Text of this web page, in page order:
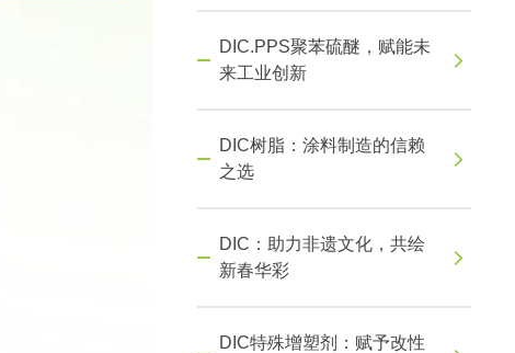
DIC.PPS聚苯硫醚，赋能未
来工业创新
DIC树脂：涂料制造的信赖
之选
DIC：助力非遗文化，共绘
新春华彩
DIC特殊增塑剂：赋予改性